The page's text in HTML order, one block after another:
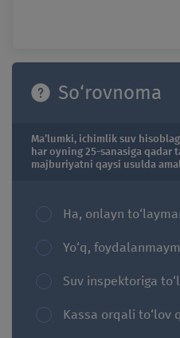
So‘rovnoma
Ma’lumki, ichimlik suv
har oyning 25-sanasiga qadar
majburiyatni qaysi usulda
Ha, onlayn
Yo‘q,
Suv inspektoriga
Kassa orqali to‘lov